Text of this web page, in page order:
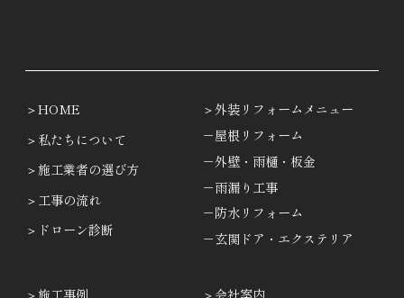
HOME
私たちについて
施工業者の選び方
工事の流れ
ドローン診断
外装リフォームメニュー
－屋根リフォーム
－外壁・雨樋・板金
－雨漏り工事
－防水リフォーム
－玄関ドア・エクステリア
施工事例 会社案内